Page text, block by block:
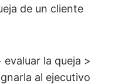
de un cliente
la queja >
al ejecutivo